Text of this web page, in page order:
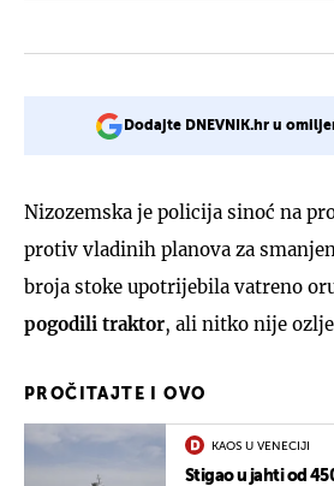
Dodajte DNEVNIK.hr u
Nizozemska je policija sinoć na
protiv vladinih planova za
broja stoke upotrijebila vatreno
pogodili traktor, ali nitko nije
PROČITAJTE I OVO
KAOS U VENECIJI
Stigao u jahti od